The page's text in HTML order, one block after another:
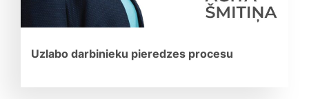
Uzlabo darbinieku pieredzes procesu